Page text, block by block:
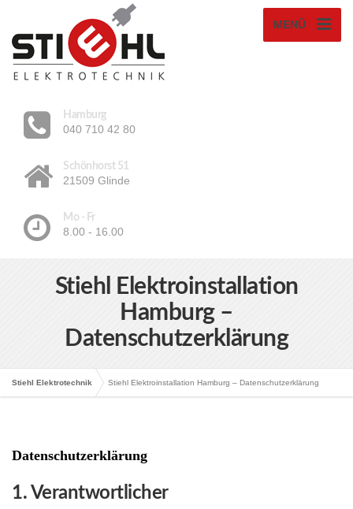
MENÜ
Hamburg
040 710 42 80
Schönhorst 51
21509 Glinde
Mo - Fr
8.00 - 16.00
Stiehl Elektroinstallation
Hamburg –
Datenschutzerklärung
Stiehl Elektrotechnik Stiehl Elektroinstallation Hamburg – Datenschutzerklärung
Datenschutzerklärung
1. Verantwortlicher